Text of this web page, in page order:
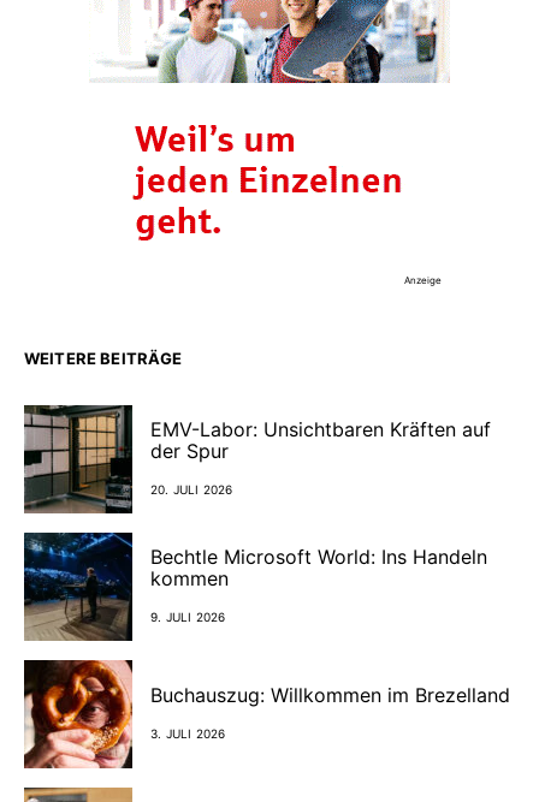
Anzeige
WEITERE BEITRÄGE
EMV-Labor: Unsichtbaren Kräften auf
der Spur
20. JULI 2026
Bechtle Microsoft World: Ins Handeln
kommen
9. JULI 2026
Buchauszug: Willkommen im Brezelland
3. JULI 2026